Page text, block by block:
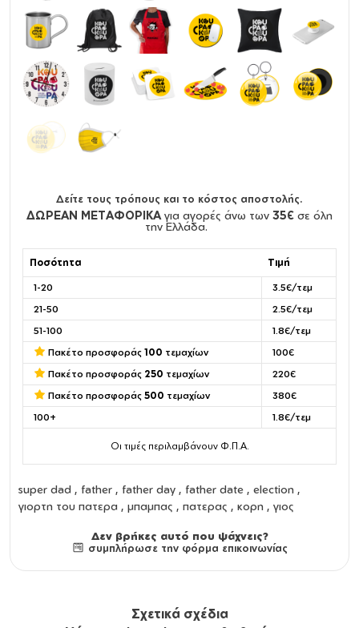
Δείτε τους τρόπους και το κόστος αποστολής.
ΔΩΡΕΑΝ ΜΕΤΑΦΟΡΙΚΑ για αγορές άνω των 35€ σε όλη
την Ελλάδα.
Ποσότητα Τιμή
1-20
3.5€/τεμ
21-50
2.5€/τεμ
51-100
1.8€/τεμ
Πακέτο προσφοράς 100 τεμαχίων
100€
Πακέτο προσφοράς 250 τεμαχίων
220€
Πακέτο προσφοράς 500 τεμαχίων
380€
100+
1.8€/τεμ
Οι τιμές περιλαμβάνουν Φ.Π.Α.
super dad , father , father day , father date , election ,
γιορτη του πατερα , μπαμπας , πατερας , κορη , γιος
Δεν βρήκες αυτό που ψάχνεις?
συμπλήρωσε την φόρμα επικοινωνίας
Σχετικά σχέδια